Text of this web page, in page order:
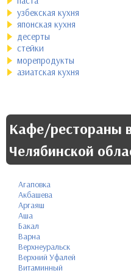
узбекская кухня
японская кухня
десерты
стейки
морепродукты
азиатская кухня
Кафе/рестораны
Челябинской
Агаповка
Акбашева
Аргаяш
Аша
Бакал
Варна
Верхнеуральск
Верхний Уфалей
Витаминный